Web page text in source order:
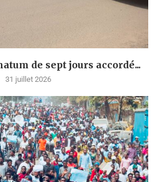
de sept jours accordé...
31 juillet 2026